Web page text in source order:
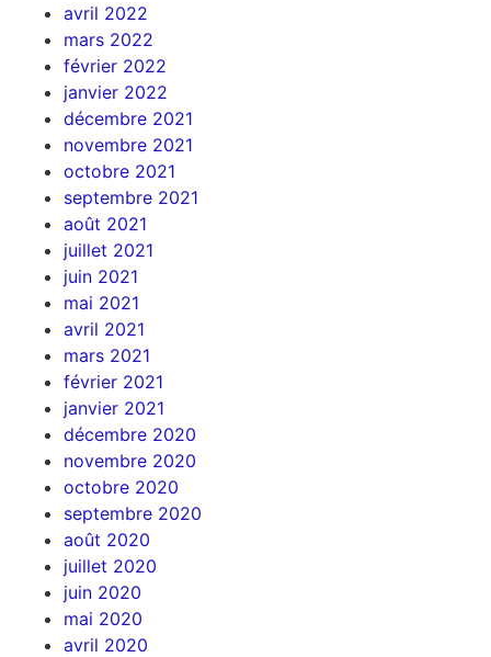
avril 2022
mars 2022
février 2022
janvier 2022
décembre 2021
novembre 2021
octobre 2021
septembre 2021
août 2021
juillet 2021
juin 2021
mai 2021
avril 2021
mars 2021
février 2021
janvier 2021
décembre 2020
novembre 2020
octobre 2020
septembre 2020
août 2020
juillet 2020
juin 2020
mai 2020
avril 2020